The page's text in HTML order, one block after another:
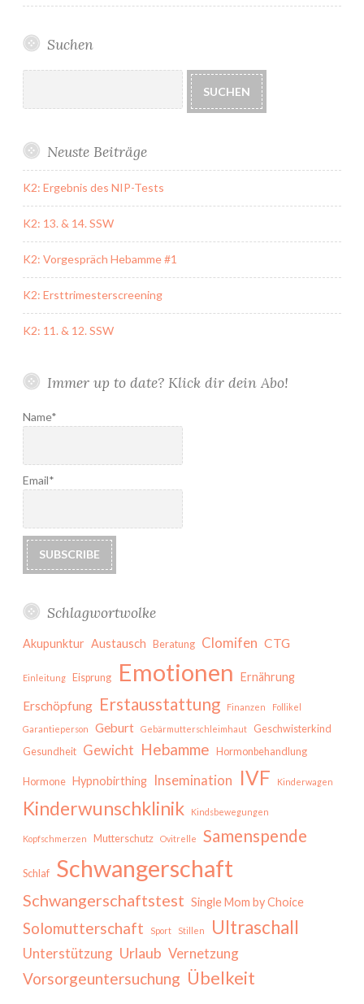
Suchen
SUCHEN
Neuste Beiträge
K2: Ergebnis des NIP-Tests
K2: 13. & 14. SSW
K2: Vorgespräch Hebamme #1
K2: Ersttrimesterscreening
K2: 11. & 12. SSW
Immer up to date? Klick dir dein Abo!
Name*
Email*
Schlagwortwolke
Akupunktur Austausch Beratung Clomifen CTG
Einleitung Eisprung Emotionen Ernährung
Erschöpfung Erstausstattung Finanzen Follikel
Garantieperson Geburt Gebärmutterschleimhaut
Geschwisterkind
Gesundheit Gewicht Hebamme Hormonbehandlung
Hormone Hypnobirthing Insemination IVF Kinderwagen
Kinderwunschklinik Kindsbewegungen
Kopfschmerzen Mutterschutz Ovitrelle Samenspende
Schlaf Schwangerschaft
Schwangerschaftstest Single Mom by Choice
Solomutterschaft Sport Stillen Ultraschall
Unterstützung Urlaub Vernetzung
Vorsorgeuntersuchung Übelkeit